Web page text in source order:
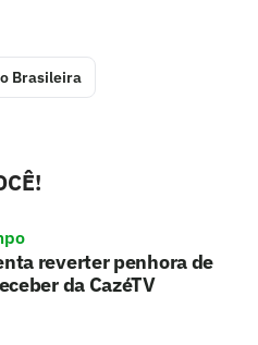
Brasileira
reverter penhora de
da CazéTV